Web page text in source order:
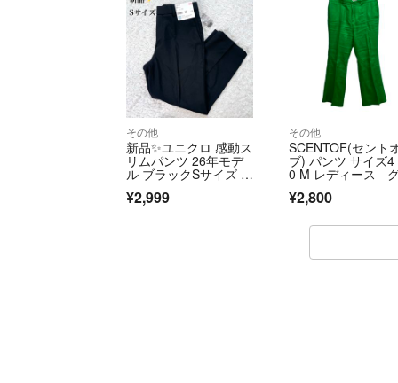
その他
新品✨️ユニクロ 感動ス
リムパンツ 26年モデ
ル ブラックSサイズ ス
¥2,999
その他
SCENTOF(セント
ブ) パンツ サイズ4
0 M レディース -
¥2,800